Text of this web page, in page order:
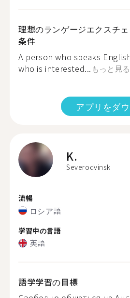
理想のランゲージエクスチ
条件
A person who speaks
who is interested... もっと見る
アプリをダ
K.
Severodvinsk
流暢
ロシア語
学習中の言語
英語
語学学習の目標